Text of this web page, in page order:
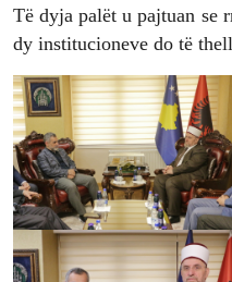
Të dyja palët u pajtuan se
dy institucioneve do të